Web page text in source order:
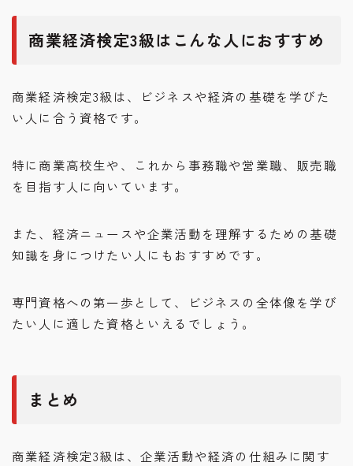
商業経済検定3級はこんな人におすすめ
商業経済検定3級は、ビジネスや経済の基礎を学びた
い人に合う資格です。
特に商業高校生や、これから事務職や営業職、販売職
を目指す人に向いています。
また、経済ニュースや企業活動を理解するための基礎
知識を身につけたい人にもおすすめです。
専門資格への第一歩として、ビジネスの全体像を学び
たい人に適した資格といえるでしょう。
まとめ
商業経済検定3級は、企業活動や経済の仕組みに関す